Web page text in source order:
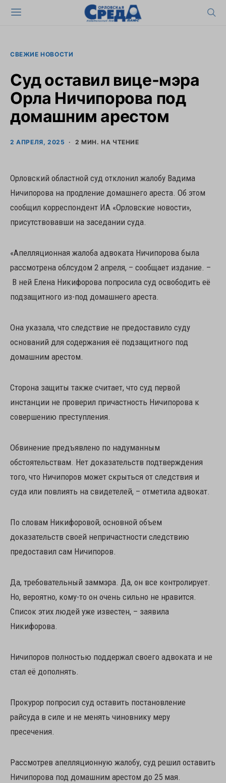
СВЕЖИЕ НОВОСТИ
Суд оставил вице-мэра
Орла Ничипорова под
домашним арестом
2 АПРЕЛЯ, 2025 2 МИН. НА ЧТЕНИЕ
Орловский областной суд отклонил жалобу Вадима
Ничипорова на продление домашнего ареста. Об этом
сообщил корреспондент ИА «Орловские новости»,
присутствовавши на заседании суда.
«Апелляционная жалоба адвоката Ничипорова была
рассмотрена облсудом 2 апреля, – сообщает издание. –
В ней Елена Никифорова попросила суд освободить её
подзащитного из-под домашнего ареста.
Она указала, что следствие не предоставило суду
оснований для содержания её подзащитного под
домашним арестом.
Сторона защиты также считает, что суд первой
инстанции не проверил причастность Ничипорова к
совершению преступления.
Обвинение предъявлено по надуманным
обстоятельствам. Нет доказательств подтверждения
того, что Ничипоров может скрыться от следствия и
суда или повлиять на свидетелей, – отметила адвокат.
По словам Никифоровой, основной объем
доказательств своей непричастности следствию
предоставил сам Ничипоров.
Да, требовательный заммэра. Да, он все контролирует.
Но, вероятно, кому-то он очень сильно не нравится.
Список этих людей уже известен, – заявила
Никифорова.
Ничипоров полностью поддержал своего адвоката и не
стал её дополнять.
Прокурор попросил суд оставить постановление
райсуда в силе и не менять чиновнику меру
пресечения.
Рассмотрев апелляционную жалобу, суд решил оставить
Ничипорова под домашним арестом до 25 мая.